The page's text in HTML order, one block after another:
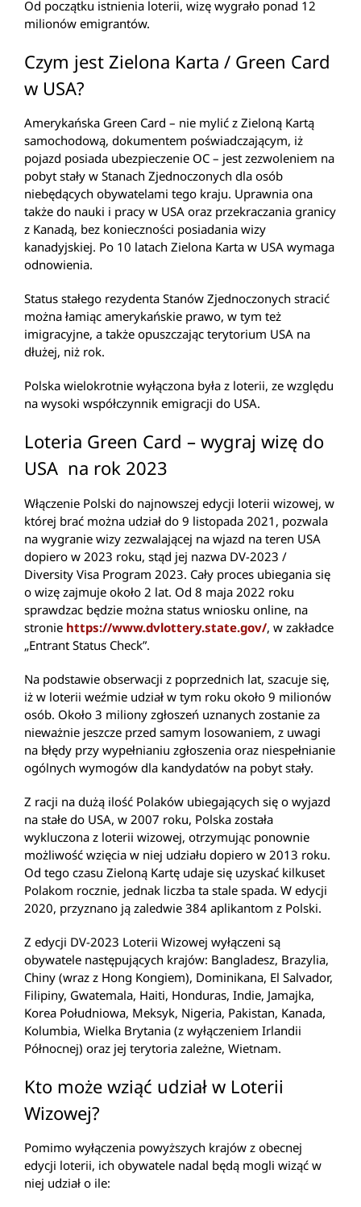
Od początku istnienia loterii, wizę wygrało ponad 12
milionów emigrantów.
Czym jest Zielona Karta / Green Card
w USA?
Amerykańska Green Card – nie mylić z Zieloną Kartą
samochodową, dokumentem poświadczającym, iż
pojazd posiada ubezpieczenie OC – jest zezwoleniem na
pobyt stały w Stanach Zjednoczonych dla osób
niebędących obywatelami tego kraju. Uprawnia ona
także do nauki i pracy w USA oraz przekraczania granicy
z Kanadą, bez konieczności posiadania wizy
kanadyjskiej. Po 10 latach Zielona Karta w USA wymaga
odnowienia.
Status stałego rezydenta Stanów Zjednoczonych stracić
można łamiąc amerykańskie prawo, w tym też
imigracyjne, a także opuszczając terytorium USA na
dłużej, niż rok.
Polska wielokrotnie wyłączona była z loterii, ze względu
na wysoki współczynnik emigracji do USA.
Loteria Green Card – wygraj wizę do
USA na rok 2023
Włączenie Polski do najnowszej edycji loterii wizowej, w
której brać można udział do 9 listopada 2021, pozwala
na wygranie wizy zezwalającej na wjazd na teren USA
dopiero w 2023 roku, stąd jej nazwa DV-2023 /
Diversity Visa Program 2023. Cały proces ubiegania się
o wizę zajmuje około 2 lat. Od 8 maja 2022 roku
sprawdzac będzie można status wniosku online, na
stronie https://www.dvlottery.state.gov/, w zakładce
„Entrant Status Check”.
Na podstawie obserwacji z poprzednich lat, szacuje się,
iż w loterii weźmie udział w tym roku około 9 milionów
osób. Około 3 miliony zgłoszeń uznanych zostanie za
nieważnie jeszcze przed samym losowaniem, z uwagi
na błędy przy wypełnianiu zgłoszenia oraz niespełnianie
ogólnych wymogów dla kandydatów na pobyt stały.
Z racji na dużą ilość Polaków ubiegających się o wyjazd
na stałe do USA, w 2007 roku, Polska została
wykluczona z loterii wizowej, otrzymując ponownie
możliwość wzięcia w niej udziału dopiero w 2013 roku.
Od tego czasu Zieloną Kartę udaje się uzyskać kilkuset
Polakom rocznie, jednak liczba ta stale spada. W edycji
2020, przyznano ją zaledwie 384 aplikantom z Polski.
Z edycji DV-2023 Loterii Wizowej wyłączeni są
obywatele następujących krajów: Bangladesz, Brazylia,
Chiny (wraz z Hong Kongiem), Dominikana, El Salvador,
Filipiny, Gwatemala, Haiti, Honduras, Indie, Jamajka,
Korea Południowa, Meksyk, Nigeria, Pakistan, Kanada,
Kolumbia, Wielka Brytania (z wyłączeniem Irlandii
Północnej) oraz jej terytoria zależne, Wietnam.
Kto może wziąć udział w Loterii
Wizowej?
Pomimo wyłączenia powyższych krajów z obecnej
edycji loterii, ich obywatele nadal będą mogli wiząć w
niej udział o ile: